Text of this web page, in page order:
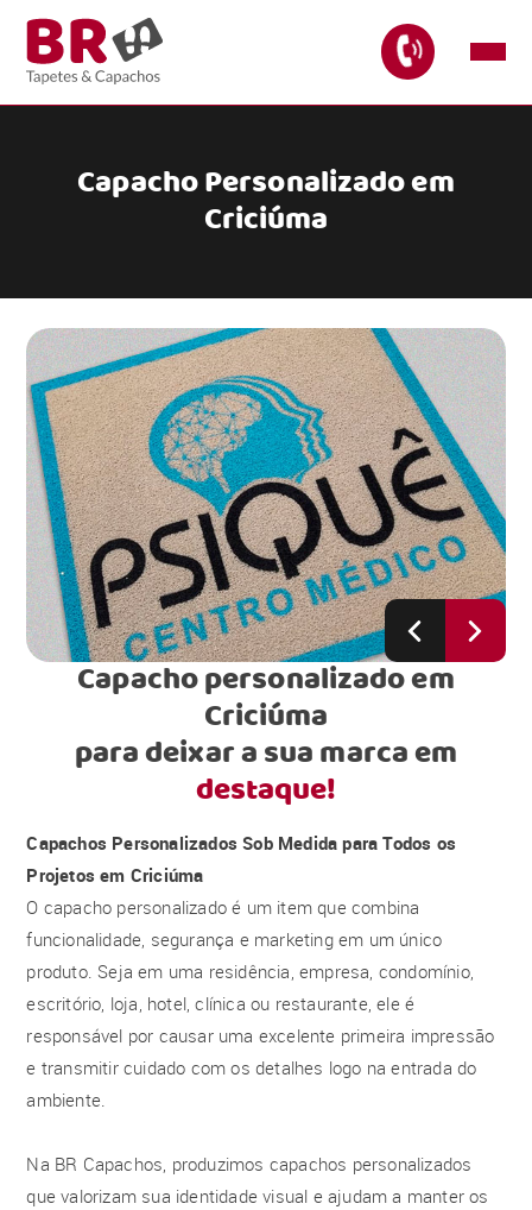
Capacho Personalizado em
Criciúma
Capacho personalizado em
Criciúma
para deixar a sua marca em
destaque!
Capachos Personalizados Sob Medida para Todos os
Projetos em Criciúma
O capacho personalizado é um item que combina
funcionalidade, segurança e marketing em um único
produto. Seja em uma residência, empresa, condomínio,
escritório, loja, hotel, clínica ou restaurante, ele é
responsável por causar uma excelente primeira impressão
e transmitir cuidado com os detalhes logo na entrada do
ambiente.
Na BR Capachos, produzimos capachos personalizados
que valorizam sua identidade visual e ajudam a manter os